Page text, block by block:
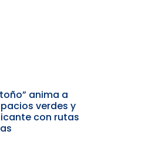
anima a
verdes y
con rutas